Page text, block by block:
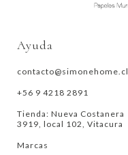
Ayuda
contacto@simonehome.cl
+56 9 4218 2891
Tienda: Nueva Costanera
3919, local 102, Vitacura
Marcas